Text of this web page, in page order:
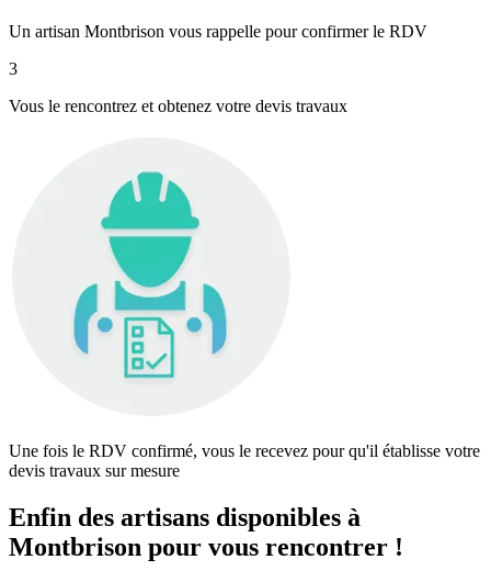
Un artisan Montbrison vous rappelle pour confirmer le RDV
3
Vous le rencontrez et obtenez votre devis travaux
Une fois le RDV confirmé, vous le recevez pour qu'il établisse votre
devis travaux sur mesure
Enfin des artisans disponibles à
Montbrison pour vous rencontrer !